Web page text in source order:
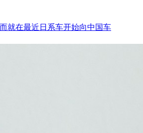
就在最近日系车开始向中国车